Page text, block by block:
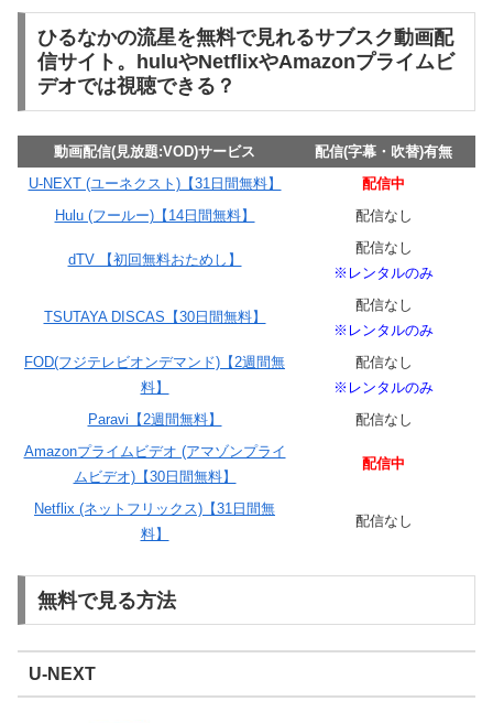
ひるなかの流星を無料で見れるサブスク動画配
信サイト。huluやNetflixやAmazonプライムビ
デオでは視聴できる？
動画配信(見放題:VOD)サービス
配信(字幕・吹替)有無
U-NEXT (ユーネクスト)【31日間無料】
配信中
Hulu (フールー)【14日間無料】
配信なし
dTV 【初回無料おためし】
配信なし
※レンタルのみ
TSUTAYA DISCAS【30日間無料】
配信なし
※レンタルのみ
FOD(フジテレビオンデマンド)【2週間無
料】
配信なし
※レンタルのみ
Paravi【2週間無料】
配信なし
Amazonプライムビデオ (アマゾンプライ
ムビデオ)【30日間無料】
配信中
Netflix (ネットフリックス)【31日間無
料】
配信なし
無料で見る方法
U-NEXT